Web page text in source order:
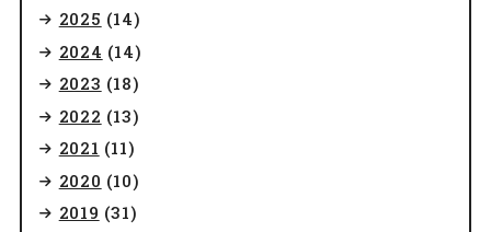
2025 (14)
2024 (14)
2023 (18)
2022 (13)
2021 (11)
2020 (10)
2019 (31)